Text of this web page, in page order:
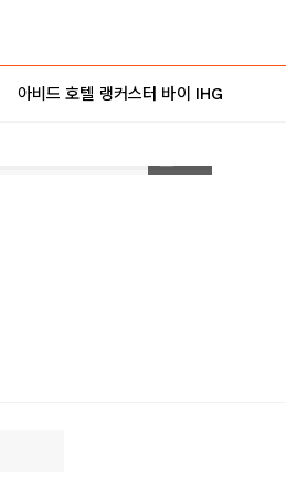
아비드 호텔 랭커스터 바이 IHG